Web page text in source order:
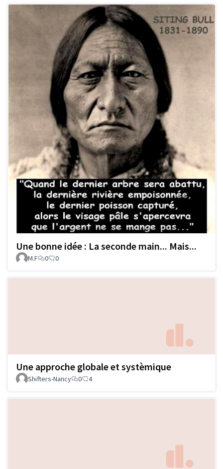
Une bonne idée : La seconde main... Mais...
M.F 0 0
Une approche globale et systèmique
Shifters-Nancy 0 4